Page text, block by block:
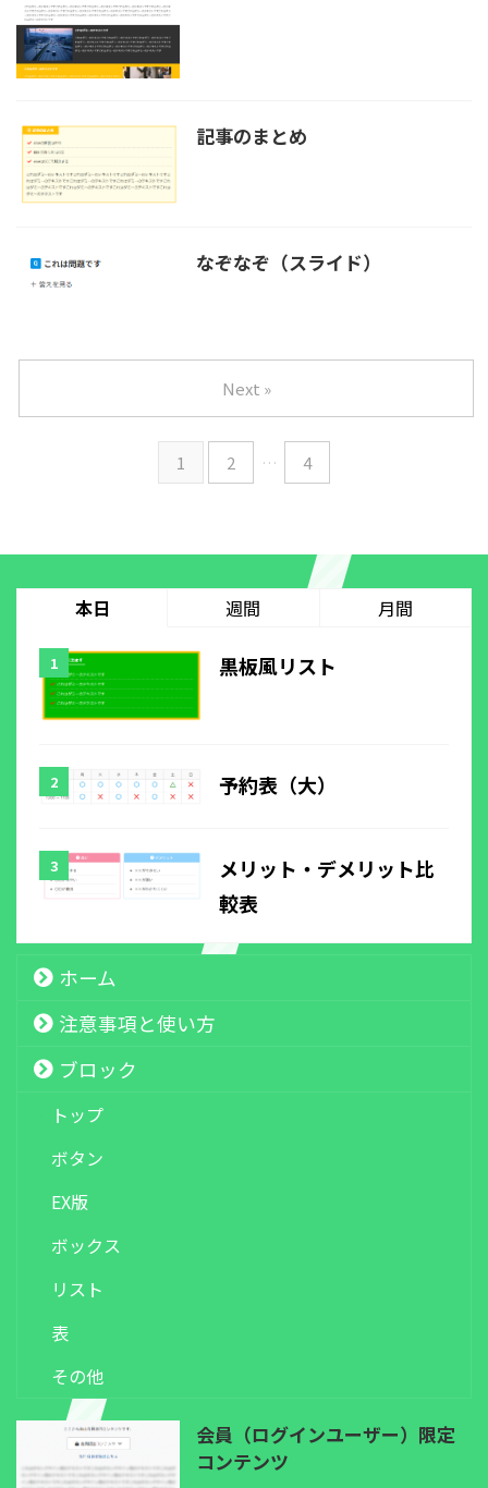
記事のまとめ
なぞなぞ（スライド）
1 2 … 4
Next »
本日 週間 月間
黒板風リスト
予約表（大）
メリット・デメリット比
較表
ホーム
注意事項と使い方
ブロック
トップ
ボタン
EX版
ボックス
リスト
表
その他
会員（ログインユーザー）限定
コンテンツ